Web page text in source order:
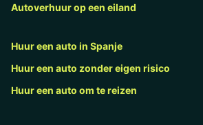
Autoverhuur op een eiland
Huur een auto in Spanje
Huur een auto zonder eigen risico
Huur een auto om te reizen